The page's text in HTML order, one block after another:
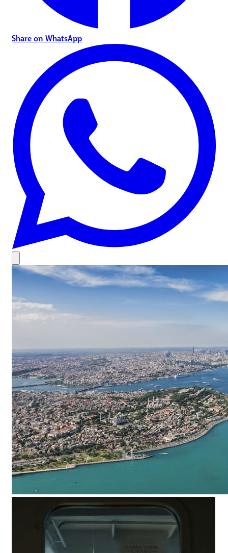
Share on WhatsApp